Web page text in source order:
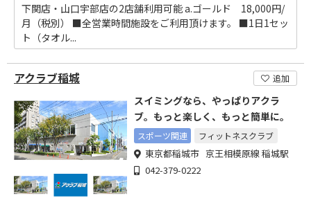
下関店・山口宇部店の2店舗利用可能 a.ゴールド 18,000円/
月（税別） ■全営業時間施設をご利用頂けます。 ■1日1セッ
ト（タオル...
アクラブ稲城 追加
スイミングなら、やっぱりアクラ
ブ。もっと楽しく、もっと簡単に。
スポーツ関連 フィットネスクラブ
東京都稲城市 京王相模原線 稲城駅
042-379-0222